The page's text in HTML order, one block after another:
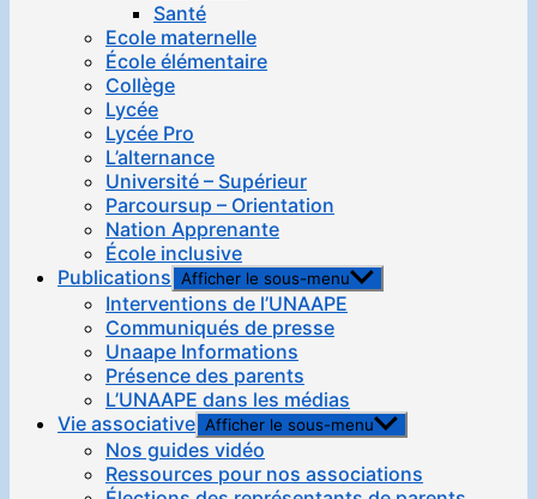
Santé
Ecole maternelle
École élémentaire
Collège
Lycée
Lycée Pro
L’alternance
Université – Supérieur
Parcoursup – Orientation
Nation Apprenante
École inclusive
Publications Afficher le sous-menu
Interventions de l’UNAAPE
Communiqués de presse
Unaape Informations
Présence des parents
L’UNAAPE dans les médias
Vie associative Afficher le sous-menu
Nos guides vidéo
Ressources pour nos associations